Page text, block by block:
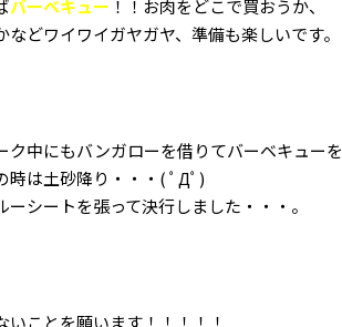
バーベキュー ！！お肉をどこで買おうか、
どワイワイガヤガヤ、準備も楽しいです。
ク中にもバンガローを借りてバーベキューを
時は土砂降り・・・( ﾟДﾟ)
ーシートを張って決行しました・・・。
いことを願います！！！！！